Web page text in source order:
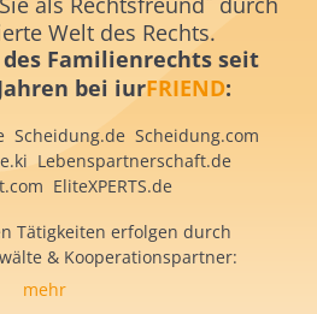
Welt des Rechts.
Familienrechts seit
bei iurFRIEND:
Scheidung.de Scheidung.com
Lebenspartnerschaft.de
EliteXPERTS.de
Tätigkeiten erfolgen durch
& Kooperationspartner:
mehr